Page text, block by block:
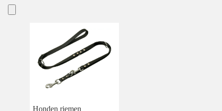
Honden riemen